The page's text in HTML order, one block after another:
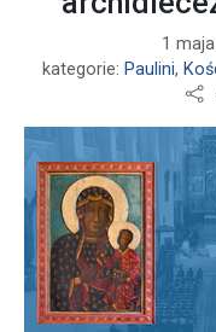
1
kategorie: Paulini,